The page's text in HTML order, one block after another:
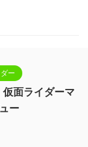
ー
仮面ライダーマ
ー